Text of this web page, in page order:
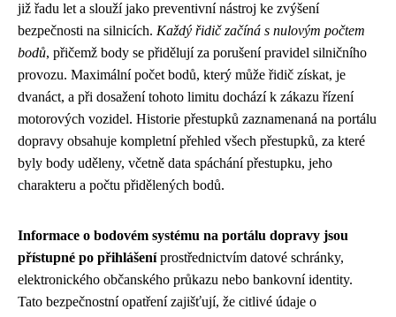
již řadu let a slouží jako preventivní nástroj ke zvýšení
bezpečnosti na silnicích. Každý řidič začíná s nulovým počtem
bodů, přičemž body se přidělují za porušení pravidel silničního
provozu. Maximální počet bodů, který může řidič získat, je
dvanáct, a při dosažení tohoto limitu dochází k zákazu řízení
motorových vozidel. Historie přestupků zaznamenaná na portálu
dopravy obsahuje kompletní přehled všech přestupků, za které
byly body uděleny, včetně data spáchání přestupku, jeho
charakteru a počtu přidělených bodů.
Informace o bodovém systému na portálu dopravy jsou
přístupné po přihlášeníprostřednictvím datové schránky,
elektronického občanského průkazu nebo bankovní identity.
Tato bezpečnostní opatření zajišťují, že citlivé údaje o